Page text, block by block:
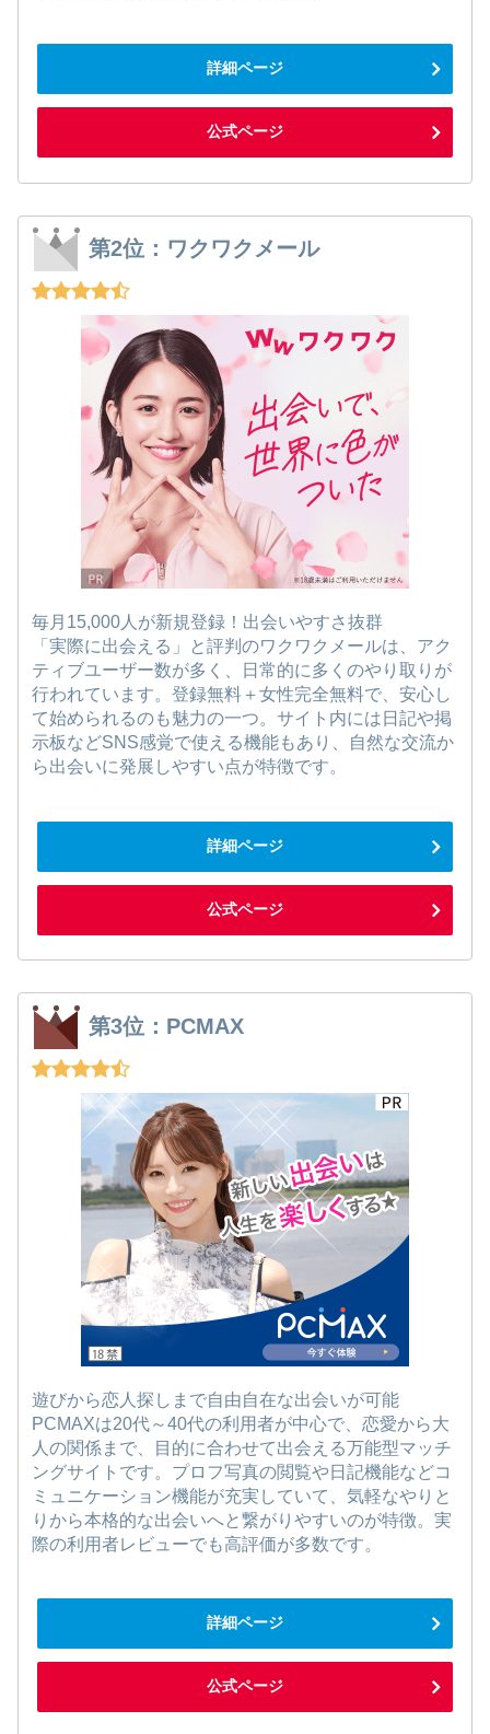
詳細ページ
公式ページ
第2位：ワクワクメール
毎月15,000人が新規登録！出会いやすさ抜群
「実際に出会える」と評判のワクワクメールは、アク
ティブユーザー数が多く、日常的に多くのやり取りが
行われています。登録無料＋女性完全無料で、安心し
て始められるのも魅力の一つ。サイト内には日記や掲
示板などSNS感覚で使える機能もあり、自然な交流か
ら出会いに発展しやすい点が特徴です。
詳細ページ
公式ページ
第3位：PCMAX
遊びから恋人探しまで自由自在な出会いが可能
PCMAXは20代～40代の利用者が中心で、恋愛から大
人の関係まで、目的に合わせて出会える万能型マッチ
ングサイトです。プロフ写真の閲覧や日記機能などコ
ミュニケーション機能が充実していて、気軽なやりと
りから本格的な出会いへと繋がりやすいのが特徴。実
際の利用者レビューでも高評価が多数です。
詳細ページ
公式ページ